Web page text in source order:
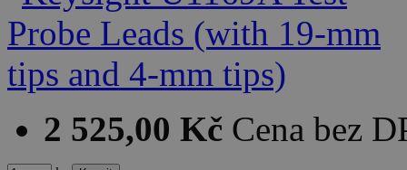
2 525,00 Kč Cena bez